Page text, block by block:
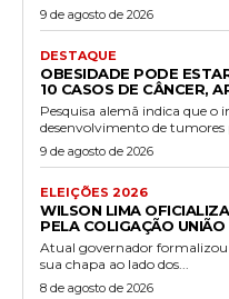
9 de agosto de 2026
DESTAQUE
OBESIDADE PODE
10 CASOS DE CÂNCER,
Pesquisa alemã indica que o
desenvolvimento de tumores
9 de agosto de 2026
ELEIÇÕES 2026
WILSON LIMA
PELA COLIGAÇÃO
Atual governador formalizou
sua chapa ao lado dos...
8 de agosto de 2026